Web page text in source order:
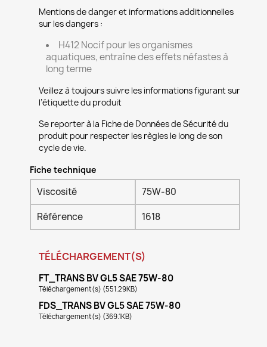
Mentions de danger et informations additionnelles
sur les dangers :
H412 Nocif pour les organismes
aquatiques, entraîne des effets néfastes à
long terme
Veillez à toujours suivre les informations figurant sur
l’étiquette du produit
Se reporter à la Fiche de Données de Sécurité du
produit pour respecter les règles le long de son
cycle de vie.
Fiche technique
Viscosité
75W-80
Référence
1618
TÉLÉCHARGEMENT(S)
FT_TRANS BV GL5 SAE 75W-80
Téléchargement(s) (551.29KB)
FDS_TRANS BV GL5 SAE 75W-80
Téléchargement(s) (369.1KB)